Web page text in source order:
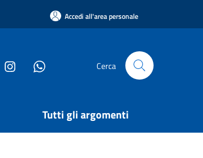
Accedi all'area personale
Cerca
Tutti gli argomenti